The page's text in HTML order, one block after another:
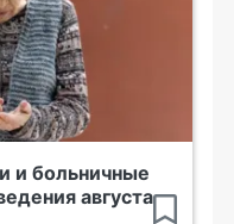
и больничные
августа